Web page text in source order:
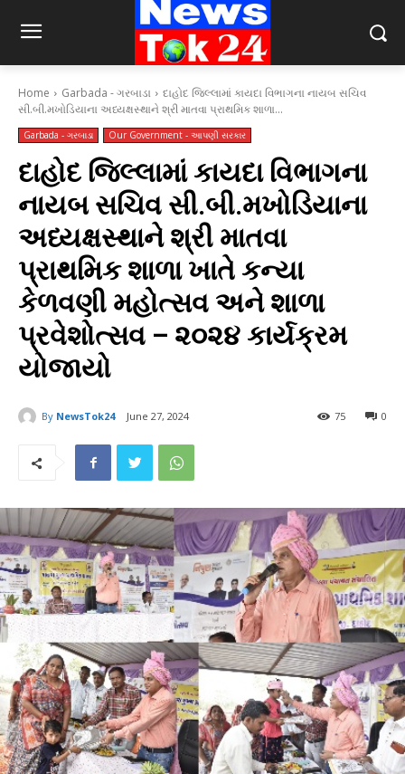
Home Garbada - ગરબાડા
દાહોદ જિલ્લામાં કાયદા વિભાગના નાયબ સચિવ
સી.બી.મખોડિયાના અધ્યક્ષસ્થાને શ્રી માતવા પ્રાથમિક શાળા...
Garbada - ગરબાડા Our Government - આપણી સરકાર
દાહોદ જિલ્લામાં કાયદા વિભાગના
નાયબ સચિવ સી.બી.મખોડિયાના
અધ્યક્ષસ્થાને શ્રી માતવા
પ્રાથમિક શાળા ખાતે કન્યા
કેળવણી મહોત્સવ અને શાળા
પ્રવેશોત્સવ – ૨૦૨૪ કાર્યક્રમ
યોજાયો
By NewsTok24 June 27, 2024 0
75